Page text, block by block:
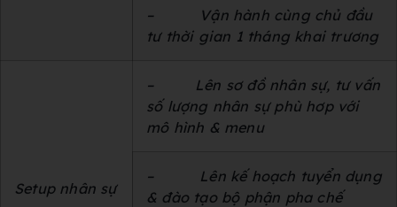
–
Vận hành cùng chủ đầu
tư thời gian 1 tháng khai trương
Setup nhân sự
– Lên sơ đồ nhân sự, tư vấn
số lượng nhân sự phù hơp với
mô hình & menu
–
Lên kế hoạch tuyển dụng
& đào tạo bộ phận pha chế